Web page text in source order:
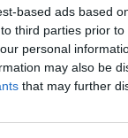
based ads based
third parties prior
personal
may also be
that may further